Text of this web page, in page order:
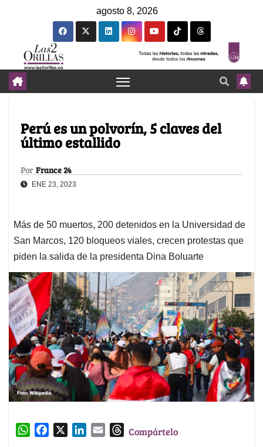
agosto 8, 2026
Perú es un polvorín, 5 claves del
último estallido
Por France 24
ENE 23, 2023
Más de 50 muertos, 200 detenidos en la Universidad de
San Marcos, 120 bloqueos viales, crecen protestas que
piden la salida de la presidenta Dina Boluarte
W
TCompártelo